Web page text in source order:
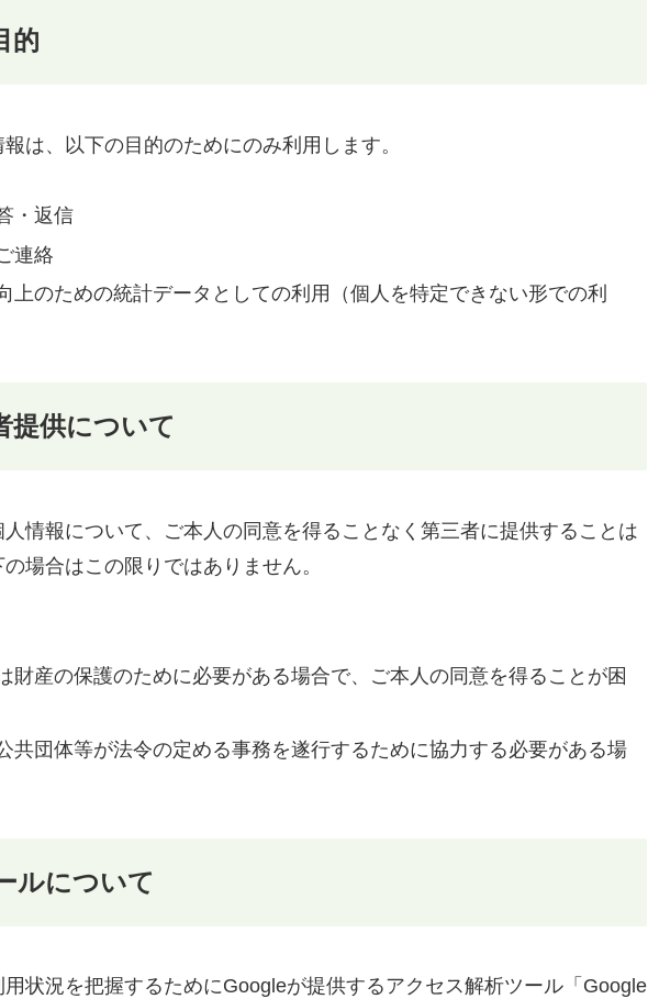
的
は、以下の目的のためにのみ利用します。
・返信
連絡
上のための統計データとしての利用（個人を特定できない形での利
提供について
情報について、ご本人の同意を得ることなく第三者に提供することは
場合はこの限りではありません。
財産の保護のために必要がある場合で、ご本人の同意を得ることが困
共団体等が法令の定める事務を遂行するために協力する必要がある場
ルについて
状況を把握するためにGoogleが提供するアクセス解析ツール「Google